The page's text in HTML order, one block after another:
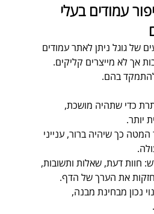
עמודים בעלי
של גוגל ניתן לאתר עמודים
אך לא מייצרים קליקים.
בהם.
כדי שתהיה מושכת,
יותר.
כך שיהיה ברור, ענייני
חוות דעת, שאלות ותשובות,
את הערך של הדף.
נכון מבחינת מבנה,